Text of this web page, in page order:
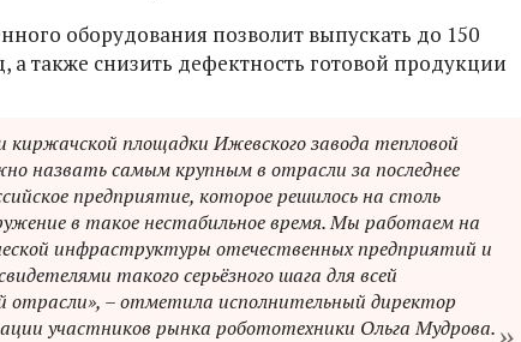
оборудования позволит выпускать до 150
а также снизить дефектность готовой продукции
площадки Ижевского завода тепловой
назвать самым крупным в отрасли за последнее
предприятие, которое решилось на столь
в такое нестабильное время. Мы работаем на
инфраструктуры отечественных предприятий и
такого серьёзного шага для всей
– отметила исполнительный директор
участников рынка робототехники Ольга Мудрова.